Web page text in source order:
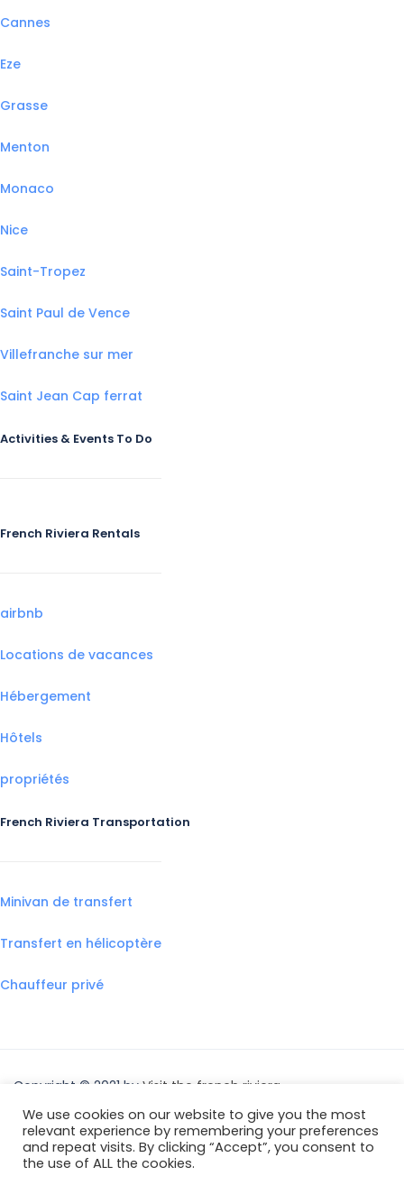
Cannes
Eze
Grasse
Menton
Monaco
Nice
Saint-Tropez
Saint Paul de Vence
Villefranche sur mer
Saint Jean Cap ferrat
Activities & Events To Do
French Riviera Rentals
airbnb
Locations de vacances
Hébergement
Hôtels
propriétés
French Riviera Transportation
Minivan de transfert
Transfert en hélicoptère
Chauffeur privé
Copyright © 2021 by Visit the french riviera
We use cookies on our website to give you the most
relevant experience by remembering your preferences
and repeat visits. By clicking “Accept”, you consent to
the use of ALL the cookies.